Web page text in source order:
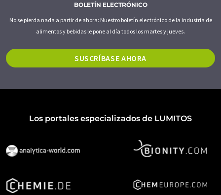
BOLETÍN ELECTRÓNICO
No se pierda nada a partir de ahora: Nuestro boletín electrónico de la industria de
alimentos y bebidas le pone al día todos los martes y jueves.
SUSCRÍBASE AHORA
Los portales especializados de LUMITOS